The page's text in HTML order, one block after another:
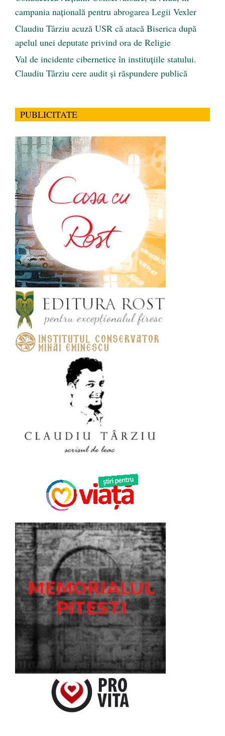
campania națională pentru abrogarea Legii Vexler
Claudiu Târziu acuză USR că atacă Biserica după
apelul unei deputate privind ora de Religie
Val de incidente cibernetice în instituțiile statului.
Claudiu Târziu cere audit și răspundere publică
PUBLICITATE